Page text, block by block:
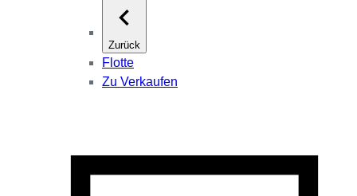
Zurück
Flotte
Zu Verkaufen